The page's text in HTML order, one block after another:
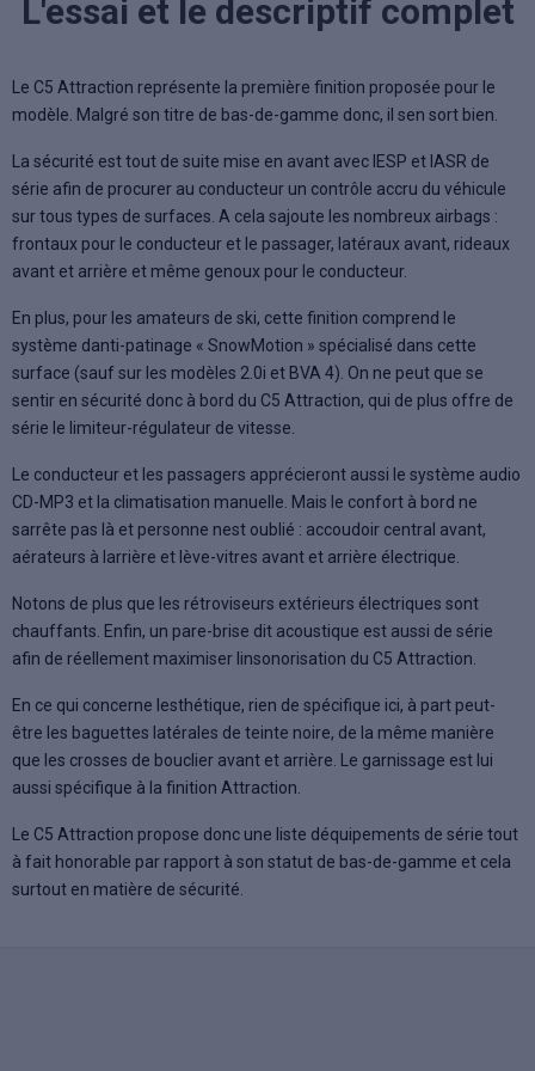
L'essai et le descriptif complet
Le C5 Attraction représente la première finition proposée pour le
modèle. Malgré son titre de bas-de-gamme donc, il sen sort bien.
La sécurité est tout de suite mise en avant avec lESP et lASR de
série afin de procurer au conducteur un contrôle accru du véhicule
sur tous types de surfaces. A cela sajoute les nombreux airbags :
frontaux pour le conducteur et le passager, latéraux avant, rideaux
avant et arrière et même genoux pour le conducteur.
En plus, pour les amateurs de ski, cette finition comprend le
système danti-patinage « SnowMotion » spécialisé dans cette
surface (sauf sur les modèles 2.0i et BVA 4). On ne peut que se
sentir en sécurité donc à bord du C5 Attraction, qui de plus offre de
série le limiteur-régulateur de vitesse.
Le conducteur et les passagers apprécieront aussi le système audio
CD-MP3 et la climatisation manuelle. Mais le confort à bord ne
sarrête pas là et personne nest oublié : accoudoir central avant,
aérateurs à larrière et lève-vitres avant et arrière électrique.
Notons de plus que les rétroviseurs extérieurs électriques sont
chauffants. Enfin, un pare-brise dit acoustique est aussi de série
afin de réellement maximiser linsonorisation du C5 Attraction.
En ce qui concerne lesthétique, rien de spécifique ici, à part peut-
être les baguettes latérales de teinte noire, de la même manière
que les crosses de bouclier avant et arrière. Le garnissage est lui
aussi spécifique à la finition Attraction.
Le C5 Attraction propose donc une liste déquipements de série tout
à fait honorable par rapport à son statut de bas-de-gamme et cela
surtout en matière de sécurité.